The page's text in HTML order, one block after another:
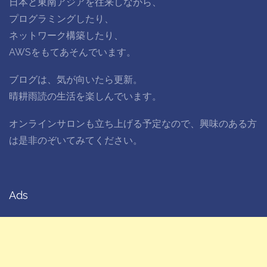
プログラミングしたり、
ネットワーク構築したり、
AWSをもてあそんでいます。
ブログは、気が向いたら更新。
晴耕雨読の生活を楽しんでいます。
オンラインサロンも立ち上げる予定なので、興味のある方
は是非のぞいてみてください。
Ads